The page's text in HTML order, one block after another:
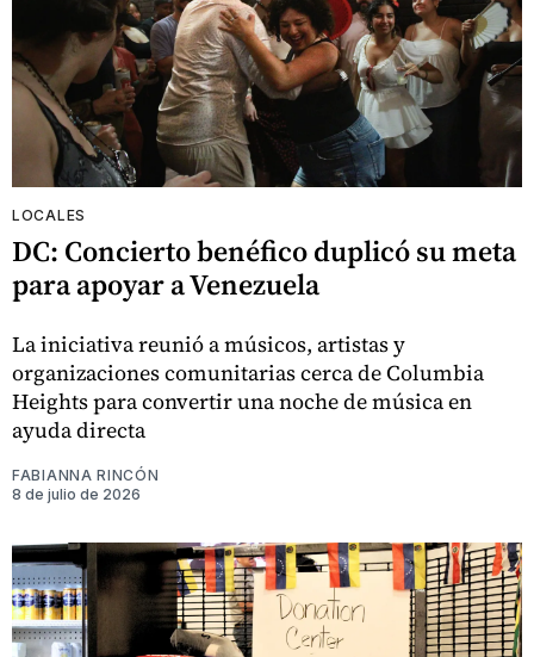
LOCALES
DC: Concierto benéfico duplicó su meta
para apoyar a Venezuela
La iniciativa reunió a músicos, artistas y
organizaciones comunitarias cerca de Columbia
Heights para convertir una noche de música en
ayuda directa
FABIANNA RINCÓN
8 de julio de 2026